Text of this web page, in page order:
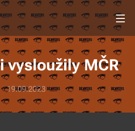
vysloužily MČR
19.09.2023